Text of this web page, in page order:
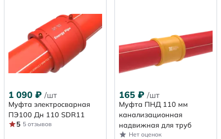
1 090 ₽ /шт
Муфта электросварная
ПЭ100 Дн 110 SDR11
5 5 отзывов
165 ₽ /шт
Муфта ПНД 110 мм
канализационная
надвижная для труб
Нет оценок